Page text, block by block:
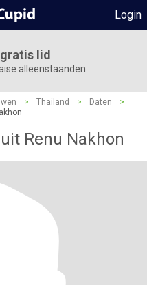
Login
lid
alleenstaanden
> Thailand > Daten
>
Renu Nakhon